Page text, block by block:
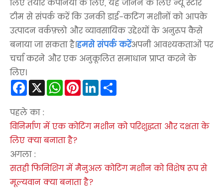
लिए तैयार कंपनियों के लिए, यह जानने के लिए न्यू स्टार
टीम से संपर्क करें कि उनकी डाई-कटिंग मशीनों को आपके
उत्पादन वर्कफ़्लो और व्यावसायिक उद्देश्यों के अनुरूप कैसे
बनाया जा सकता है।हमसे संपर्क करेंअपनी आवश्यकताओं पर
चर्चा करने और एक अनुकूलित समाधान प्राप्त करने के
लिए।
Facebook
X WhatsApp
PinterestLinkedIn
पहले का :
विनिर्माण में एक कोटिंग मशीन को परिशुद्धता और दक्षता के
लिए क्या बनाता है?
अगला :
सतही फिनिशिंग में मैनुअल कोटिंग मशीन को विशेष रूप से
मूल्यवान क्या बनाता है?